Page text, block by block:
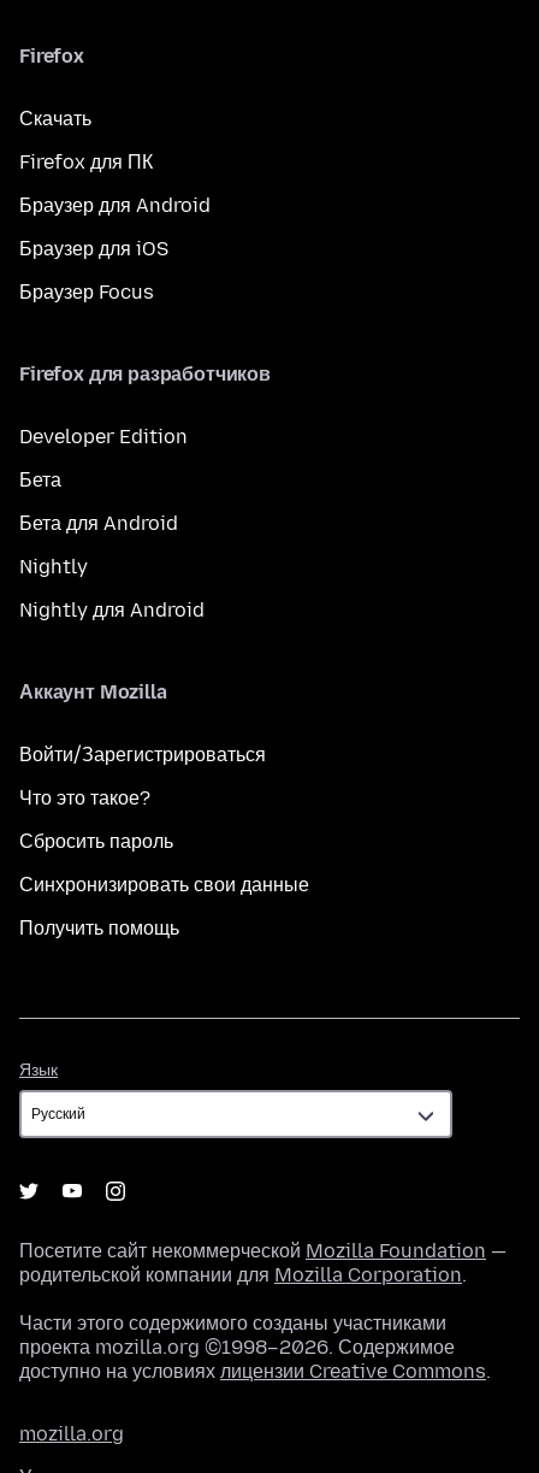
Firefox
Скачать
Firefox для ПК
Браузер для Android
Браузер для iOS
Браузер Focus
Firefox для разработчиков
Developer Edition
Бета
Бета для Android
Nightly
Nightly для Android
Аккаунт Mozilla
Войти/Зарегистрироваться
Что это такое?
Сбросить пароль
Синхронизировать свои данные
Получить помощь
Язык
Посетите сайт некоммерческой Mozilla Foundation —
родительской компании для Mozilla Corporation.
Части этого содержимого созданы участниками
проекта mozilla.org ©1998–2026. Содержимое
доступно на условиях лицензии Creative Commons.
mozilla.org